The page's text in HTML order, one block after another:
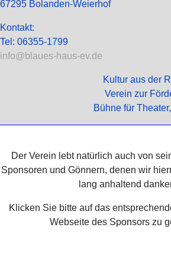
67295 Bolanden-Weierhof
Kontakt:
Tel: 06355-1799
info@blaues-haus-ev.de
Kultur aus der
Verein zur
Bühne für
Der Verein lebt natürlich auch von
Sponsoren und Gönnern, denen wir
lang anhaltend
Klicken Sie bitte auf das
Webseite des Sponsors zu